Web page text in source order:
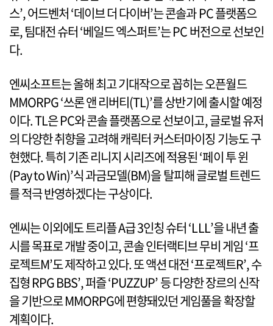
스’, 어드벤처 ‘데이브 더 다이버’는 콘솔과 PC 플랫폼으
로, 팀대전 슈터 ‘베일드 엑스퍼트’는 PC 버전으로 선보인
다.
엔씨소프트는 올해 최고 기대작으로 꼽히는 오픈월드
MMORPG ‘쓰론 앤 리버티(TL)’를 상반기에 출시할 예정
이다. TL은 PC와 콘솔 플랫폼으로 선보이고, 글로벌 유저
의 다양한 취향을 고려해 캐릭터 커스터마이징 기능도 구
현했다. 특히 기존 리니지 시리즈에 적용된 ‘페이 투 윈
(Pay to Win)’식 과금모델(BM)을 탈피해 글로벌 트렌드
를 적극 반영하겠다는 구상이다.
엔씨는 이외에도 트리플 A급 3인칭 슈터 ‘LLL’을 내년 출
시를 목표로 개발 중이고, 콘솔 인터랙티브 무비 게임 ‘프
로젝트M’도 제작하고 있다. 또 액션 대전 ‘프로젝트R’, 수
집형 RPG BBS’, 퍼즐 ‘PUZZUP’ 등 다양한 장르의 신작
을 기반으로 MMORPG에 편향돼있던 게임풀을 확장할
계획이다.